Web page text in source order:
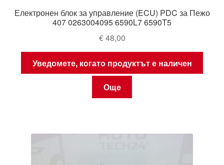
Електронен блок за управление (ECU) PDC за Пежо
407 0263004095 6590L7 6590T5
€48,00
Уведомете, когато продуктът е наличен
Още